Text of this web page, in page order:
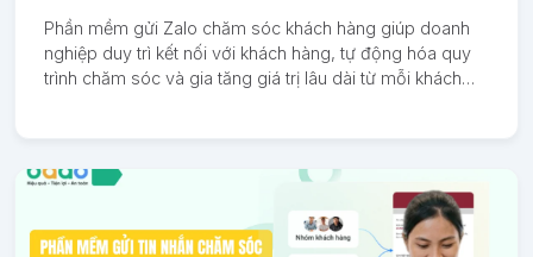
Phần mềm gửi Zalo chăm sóc khách hàng giúp doanh
nghiệp duy trì kết nối với khách hàng, tự động hóa quy
trình chăm sóc và gia tăng giá trị lâu dài từ mỗi khách